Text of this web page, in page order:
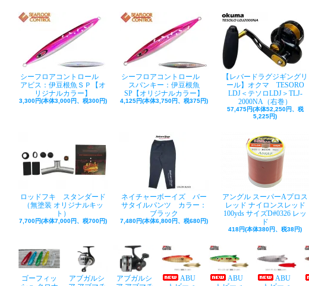
シーフロアコントロール
アビス：伊豆根魚ＳＰ【オ
リジナルカラー】
3,300円(本体3,000円、税300円)
シーフロアコントロール
スパンキー：伊豆根魚
SP【オリジナルカラー】
4,125円(本体3,750円、税375円)
【レバードラグジギングリ
ール】オクマ TESORO
LDJ＜テソロLDJ＞TLJ-
2000NA（右巻）
57,475円(本体52,250円、税
5,225円)
ロッドフキ スタンダード
（無塗装 オリジナルキッ
ト）
7,700円(本体7,000円、税700円)
ネイチャーボーイズ バー
サタイルパンツ カラー：
ブラック
7,480円(本体6,800円、税680円)
アングル スーパーAプロス
レッド ナイロンスレッド
100yds サイズD#0326 レッ
ド
418円(本体380円、税38円)
ゴーフィッ
アブガルシ
アブガルシ
ABU
ABU
ABU